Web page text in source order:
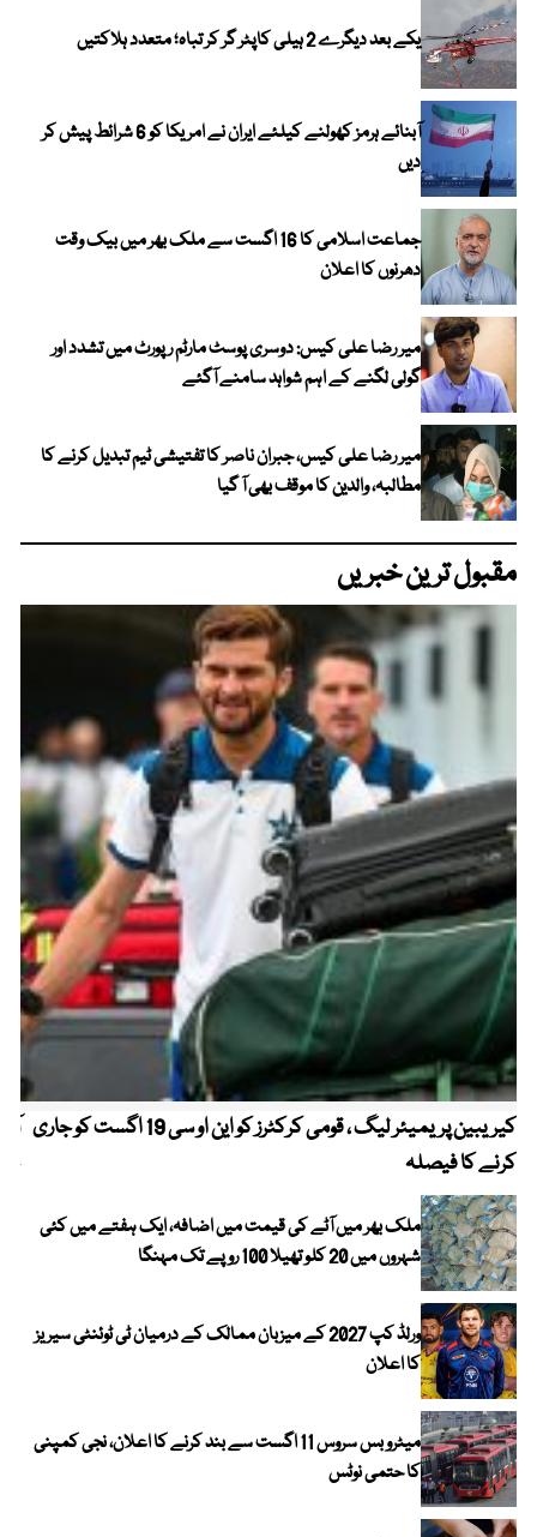
یکے بعد دیگرے 2 ہیلی کاپٹر گر کر تباہ؛ متعدد ہلاکتیں
آبنائے ہرمز کھولنے کیلئے ایران نے امریکا کو 6 شرائط پیش کر
دیں
جماعت اسلامی کا 16 اگست سے ملک بھر میں بیک وقت
دھرنوں کا اعلان
میر رضا علی کیس: دوسری پوسٹ مارٹم رپورٹ میں تشدد اور
گولی لگنے کے اہم شواہد سامنے آگئے
میر رضا علی کیس، جبران ناصر کا تفتیشی ٹیم تبدیل کرنے کا
مطالبہ، والدین کا موقف بھی آ گیا
مقبول ترین خبریں
کیریبین پریمیئر لیگ ، قومی کرکٹرز کو این او سی 19 اگست کو جاری
کرنے کا فیصلہ
ملک بھر میں آٹے کی قیمت میں اضافہ، ایک ہفتے میں کئی
شہروں میں 20 کلو تھیلا 100 روپے تک مہنگا
ورلڈ کپ 2027 کے میزبان ممالک کے درمیان ٹی ٹوئنٹی سیریز
کا اعلان
میٹرو بس سروس 11 اگست سے بند کرنے کا اعلان، نجی کمپنی
کا حتمی نوٹس